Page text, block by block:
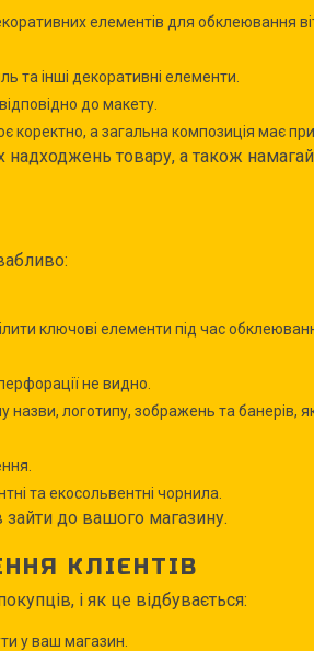
елементів для обклеювання
та інші декоративні елементи.
до макету.
коректно, а загальна композиція має
товару, а також
ключові елементи під час
не видно.
логотипу, зображень та банерів,
та екосольвентні чорнила.
зайти до вашого магазину.
КЛІЄНТІВ
і як це відбувається:
у ваш магазин.